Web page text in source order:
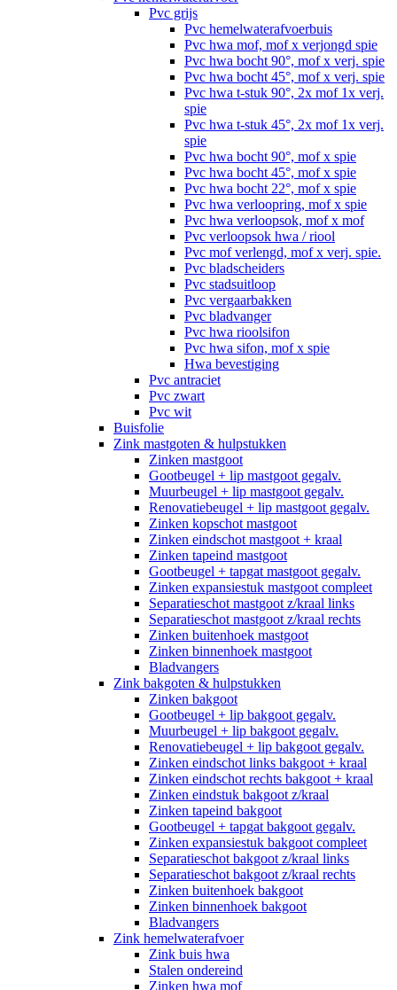
Pvc grijs
Pvc hemelwaterafvoerbuis
Pvc hwa mof, mof x verjongd spie
Pvc hwa bocht 90°, mof x verj. spie
Pvc hwa bocht 45°, mof x verj. spie
Pvc hwa t-stuk 90°, 2x mof 1x verj.
spie
Pvc hwa t-stuk 45°, 2x mof 1x verj.
spie
Pvc hwa bocht 90°, mof x spie
Pvc hwa bocht 45°, mof x spie
Pvc hwa bocht 22°, mof x spie
Pvc hwa verloopring, mof x spie
Pvc hwa verloopsok, mof x mof
Pvc verloopsok hwa / riool
Pvc mof verlengd, mof x verj. spie.
Pvc bladscheiders
Pvc stadsuitloop
Pvc vergaarbakken
Pvc bladvanger
Pvc hwa rioolsifon
Pvc hwa sifon, mof x spie
Hwa bevestiging
Pvc antraciet
Pvc zwart
Pvc wit
Buisfolie
Zink mastgoten & hulpstukken
Zinken mastgoot
Gootbeugel + lip mastgoot gegalv.
Muurbeugel + lip mastgoot gegalv.
Renovatiebeugel + lip mastgoot gegalv.
Zinken kopschot mastgoot
Zinken eindschot mastgoot + kraal
Zinken tapeind mastgoot
Gootbeugel + tapgat mastgoot gegalv.
Zinken expansiestuk mastgoot compleet
Separatieschot mastgoot z/kraal links
Separatieschot mastgoot z/kraal rechts
Zinken buitenhoek mastgoot
Zinken binnenhoek mastgoot
Bladvangers
Zink bakgoten & hulpstukken
Zinken bakgoot
Gootbeugel + lip bakgoot gegalv.
Muurbeugel + lip bakgoot gegalv.
Renovatiebeugel + lip bakgoot gegalv.
Zinken eindschot links bakgoot + kraal
Zinken eindschot rechts bakgoot + kraal
Zinken eindstuk bakgoot z/kraal
Zinken tapeind bakgoot
Gootbeugel + tapgat bakgoot gegalv.
Zinken expansiestuk bakgoot compleet
Separatieschot bakgoot z/kraal links
Separatieschot bakgoot z/kraal rechts
Zinken buitenhoek bakgoot
Zinken binnenhoek bakgoot
Bladvangers
Zink hemelwaterafvoer
Zink buis hwa
Stalen ondereind
Zinken hwa mof